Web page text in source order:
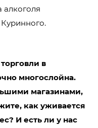
в
многослойна.
магазинами,
как уживается
И есть ли у нас